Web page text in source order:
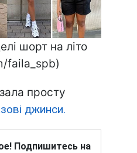
шорт на літо
faila_spb)
просту
джинси.
Подпишитесь на